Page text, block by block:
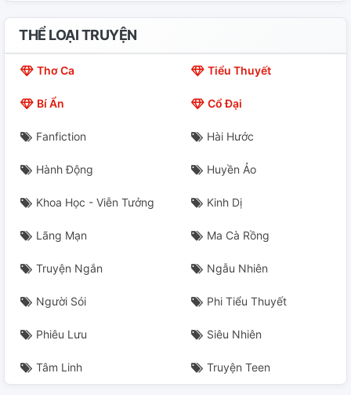
THỂ LOẠI TRUYỆN
Thơ Ca Tiểu Thuyết
Bí Ẩn Cổ Đại
Fanfiction Hài Hước
Hành Động Huyền Ảo
Khoa Học - Viễn Tưởng Kinh Dị
Lãng Mạn Ma Cà Rồng
Truyện Ngắn Ngẫu Nhiên
Người Sói Phi Tiểu Thuyết
Phiêu Lưu Siêu Nhiên
Tâm Linh Truyện Teen